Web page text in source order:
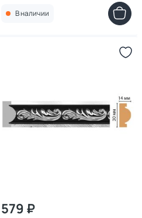
В наличии
579 ₽